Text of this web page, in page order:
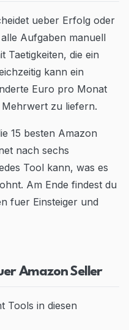
ueber Erfolg oder
Aufgaben manuell
Taetigkeiten, die ein
kann ein
Euro pro Monat
zu liefern.
15 besten Amazon
nach sechs
Tool kann, was es
Am Ende findest du
fuer Einsteiger und
Amazon Seller
Tools in diesen